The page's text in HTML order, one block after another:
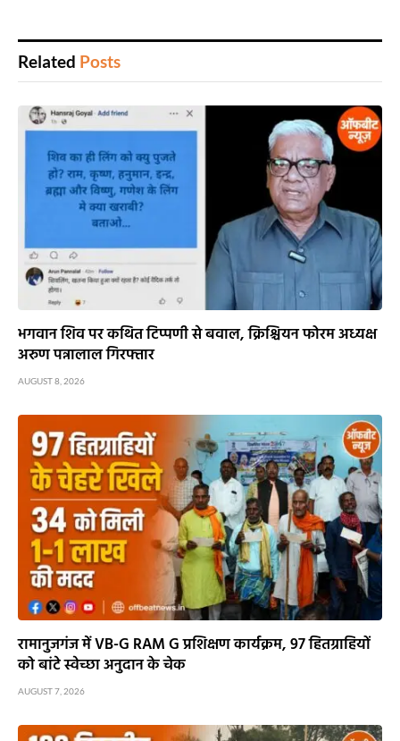
Related Posts
भगवान शिव पर कथित टिप्पणी से बवाल, क्रिश्चियन फोरम अध्यक्ष
अरुण पन्नालाल गिरफ्तार
AUGUST 8, 2026
रामानुजगंज में VB-G RAM G प्रशिक्षण कार्यक्रम, 97 हितग्राहियों
को बांटे स्वेच्छा अनुदान के चेक
AUGUST 7, 2026